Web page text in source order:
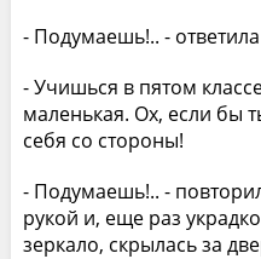
- Подумаешь!.. -
- Учишься в пятом
маленькая. Ох, если бы
себя со стороны!
- Подумаешь!.. -
рукой и, еще раз
зеркало, скрылась за